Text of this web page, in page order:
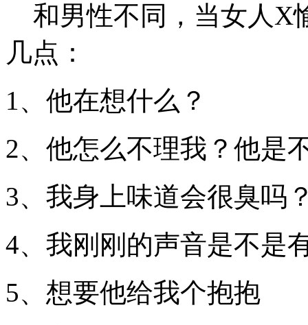
和男性不同，当女人X
几点：
1、他在想什么？
2、他怎么不理我？他是
3、我身上味道会很臭吗
4、我刚刚的声音是不是
5、想要他给我个抱抱